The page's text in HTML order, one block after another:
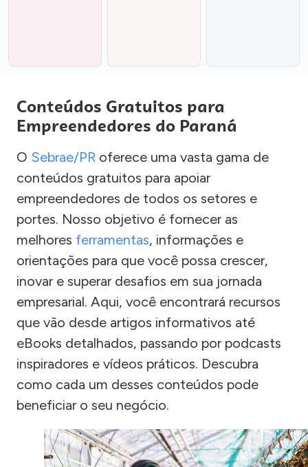
Conteúdos Gratuitos para
Empreendedores do Paraná
O Sebrae/PR oferece uma vasta gama de
conteúdos gratuitos para apoiar
empreendedores de todos os setores e
portes. Nosso objetivo é fornecer as
melhores ferramentas, informações e
orientações para que você possa crescer,
inovar e superar desafios em sua jornada
empresarial. Aqui, você encontrará recursos
que vão desde artigos informativos até
eBooks detalhados, passando por podcasts
inspiradores e vídeos práticos. Descubra
como cada um desses conteúdos pode
beneficiar o seu negócio.